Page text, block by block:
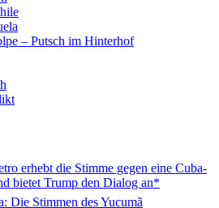
– Putsch im Hinterhof
erhebt die Stimme gegen eine Cuba-
bietet Trump den Dialog an*
Die Stimmen des Yucumã